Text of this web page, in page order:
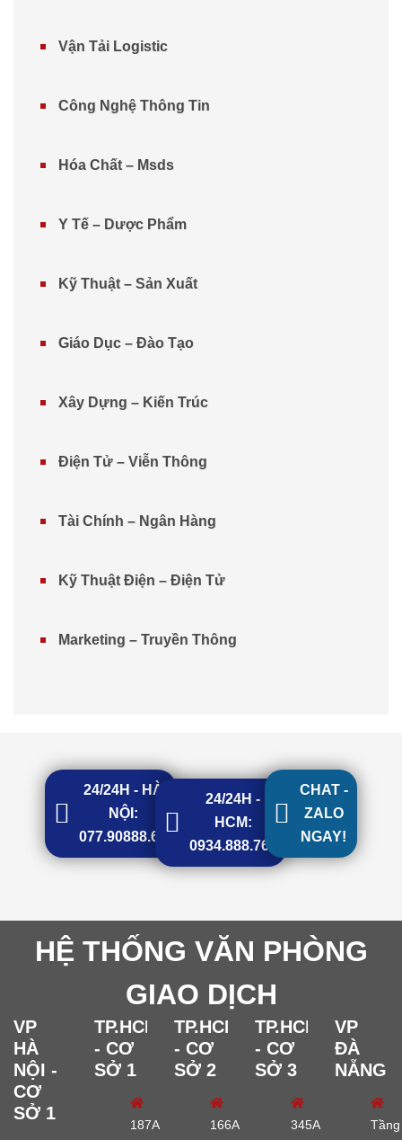
Vận Tải Logistic
Công Nghệ Thông Tin
Hóa Chất – Msds
Y Tế – Dược Phẩm
Kỹ Thuật – Sản Xuất
Giáo Dục – Đào Tạo
Xây Dựng – Kiến Trúc
Điện Tử – Viễn Thông
Tài Chính – Ngân Hàng
Kỹ Thuật Điện – Điện Tử
Marketing – Truyền Thông
24/24H - HÀ
NỘI:
077.90888.68
24/24H -
HCM:
0934.888.768
CHAT -
ZALO
NGAY!
HỆ THỐNG VĂN PHÒNG
GIAO DỊCH
VP
HÀ
NỘI -
CƠ
SỞ 1
TP.HCM
- CƠ
SỞ 1
187A
TP.HCM
- CƠ
SỞ 2
166A
TP.HCM
- CƠ
SỞ 3
345A
VP
ĐÀ
NẴNG
Tầng